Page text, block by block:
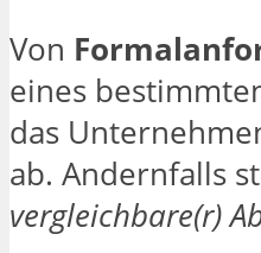
Von
eines
das
ab. Andernfalls
vergleichbare(r)